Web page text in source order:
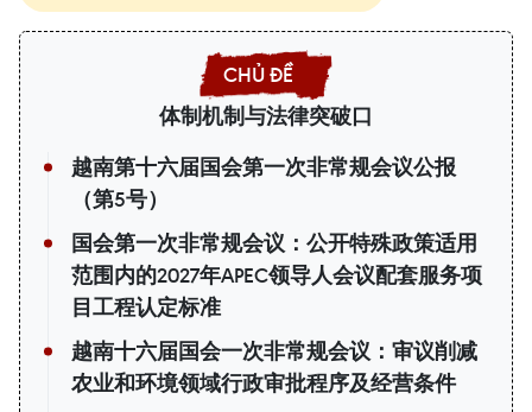
体制机制与法律突破口
越南第十六届国会第一次非常规会议公报
（第5号）
国会第一次非常规会议：公开特殊政策适用
范围内的2027年APEC领导人会议配套服务项
目工程认定标准
越南十六届国会一次非常规会议：审议削减
农业和环境领域行政审批程序及经营条件